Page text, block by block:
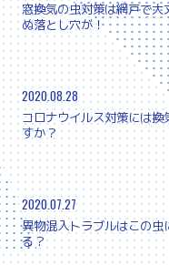
窓換気の虫対策は網戸で
ぬ落とし穴が！
2020.08.28
コロナウイルス対策には
すか？
2020.07.27
異物混入トラブルはこの
る？